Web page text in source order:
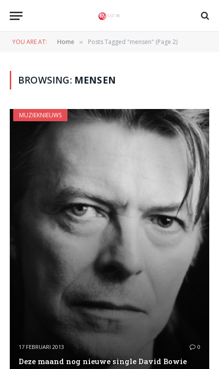
YOU ARE AT: Home » Posts Tagged "mensen" (Page 2)
BROWSING: MENSEN
MUZIEKNIEUWS
17 FEBRUARI 2013 0
Deze maand nog nieuwe single David Bowie